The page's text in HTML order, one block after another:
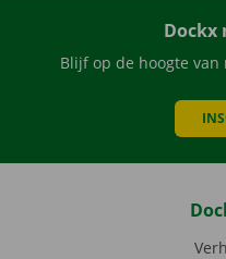
Dockx
Blijf op de hoogte